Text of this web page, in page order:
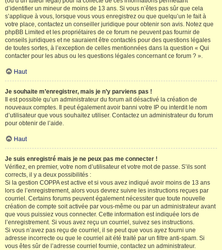
d’identifier un mineur de moins de 13 ans. Si vous n’êtes pas sûr que cela
s’applique à vous, lorsque vous vous enregistrez ou que quelqu’un le fait à
votre place, contactez un conseiller juridique pour obtenir son avis. Notez que
phpBB Limited et les propriétaires de ce forum ne peuvent pas fournir de
conseils juridiques et ne sauraient être contactés pour des questions légales
de toutes sortes, à l’exception de celles mentionnées dans la question « Qui
contacter pour les abus ou les questions légales concernant ce forum ? ».
Haut
Je souhaite m’enregistrer, mais je n’y parviens pas !
Il est possible qu’un administrateur du forum ait désactivé la création de
nouveaux comptes. Il peut également avoir banni votre IP ou interdit le nom
d’utilisateur que vous souhaitez utiliser. Contactez un administrateur du forum
pour obtenir de l’aide.
Haut
Je suis enregistré mais je ne peux pas me connecter !
Vérifiez, en premier, votre nom d’utilisateur et votre mot de passe. S’ils sont
corrects, il y a deux possibilités :
Si la gestion COPPA est active et si vous avez indiqué avoir moins de 13 ans
lors de l’enregistrement, alors vous devrez suivre les instructions reçues par
courriel. Certains forums peuvent également nécessiter que toute nouvelle
création de compte soit activée par vous-même ou par un administrateur avant
que vous puissiez vous connecter. Cette information est indiquée lors de
l’enregistrement. Si vous avez reçu un courriel, suivez ses instructions.
Si vous n’avez pas reçu de courriel, il se peut que vous ayez fourni une
adresse incorrecte ou que le courriel ait été traité par un filtre anti-spam. Si
vous êtes sûr de l’adresse courriel fournie, contactez un administrateur.